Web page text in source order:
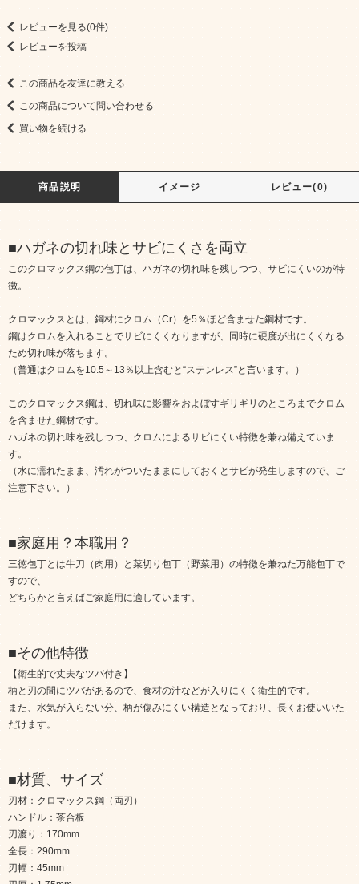
レビューを見る(0件)
レビューを投稿
この商品を友達に教える
この商品について問い合わせる
買い物を続ける
商品説明 イメージ レビュー(0)
■ハガネの切れ味とサビにくさを両立
このクロマックス鋼の包丁は、ハガネの切れ味を残しつつ、サビにくいのが特
徴。
クロマックスとは、鋼材にクロム（Cr）を5％ほど含ませた鋼材です。
鋼はクロムを入れることでサビにくくなりますが、同時に硬度が出にくくなる
ため切れ味が落ちます。
（普通はクロムを10.5～13％以上含むと“ステンレス”と言います。）
このクロマックス鋼は、切れ味に影響をおよぼすギリギリのところまでクロム
を含ませた鋼材です。
ハガネの切れ味を残しつつ、クロムによるサビにくい特徴を兼ね備えていま
す。
（水に濡れたまま、汚れがついたままにしておくとサビが発生しますので、ご
注意下さい。）
■家庭用？本職用？
三徳包丁とは牛刀（肉用）と菜切り包丁（野菜用）の特徴を兼ねた万能包丁で
すので、
どちらかと言えばご家庭用に適しています。
■その他特徴
【衛生的で丈夫なツバ付き】
柄と刃の間にツバがあるので、食材の汁などが入りにくく衛生的です。
また、水気が入らない分、柄が傷みにくい構造となっており、長くお使いいた
だけます。
■材質、サイズ
刃材：クロマックス鋼（両刃）
ハンドル：茶合板
刃渡り：170mm
全長：290mm
刃幅：45mm